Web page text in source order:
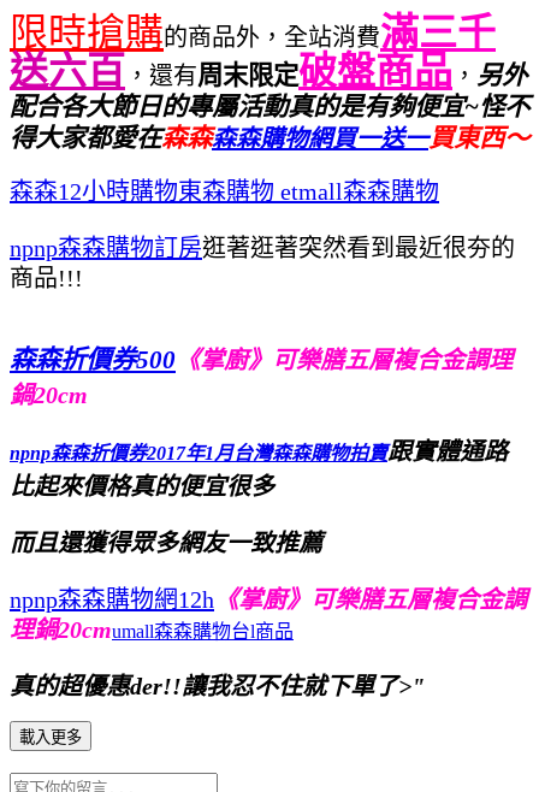
限時搶購的商品外 ，全站消費滿三千
送六百 ，還有周末限定破盤商品 ， 另外
配合各大節日的專屬活動真的是有夠便宜~怪不
得大家都愛在森森森森購物網買一送一買東西～
森森12小時購物東森購物 etmall森森購物
npnp森森購物訂房逛著逛著突然看到最近很夯的
商品!!!
森森折價券500 《掌廚》可樂膳五層複合金調理
鍋20cm
npnp森森折價券2017年1月台灣森森購物拍賣跟實體通路
比起來價格真的便宜很多
而且還獲得眾多網友一致推薦
npnp森森購物網12h 《掌廚》可樂膳五層複合金調
理鍋20cmumall森森購物台l商品
真的超優惠der!!讓我忍不住就下單了>"
載入更多